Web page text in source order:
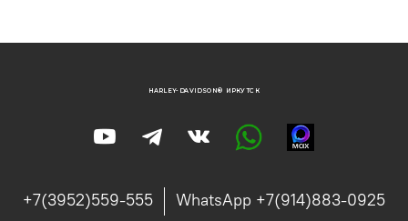
+7(3952)559-555
WhatsApp +7(914)883-0925
HARLEY-DAVIDSON® ИРКУТСК